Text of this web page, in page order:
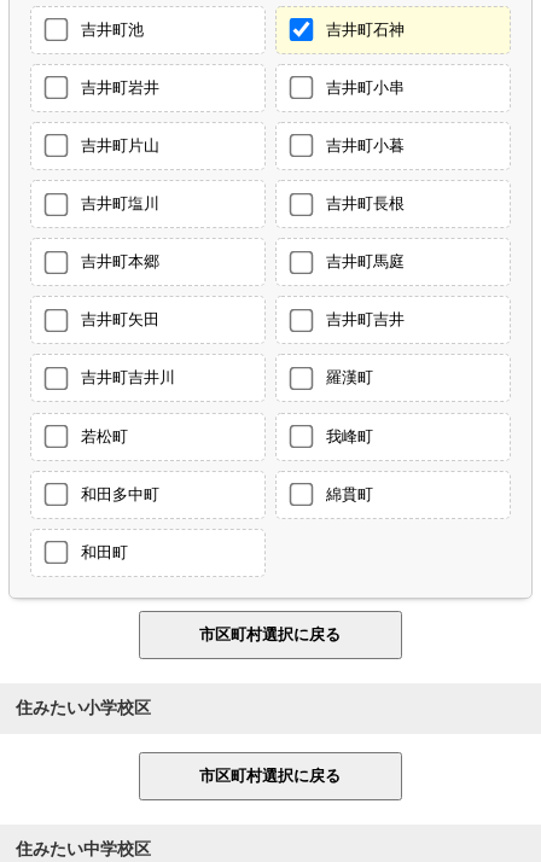
吉井町池 吉井町石神
吉井町岩井 吉井町小串
吉井町片山 吉井町小暮
吉井町塩川 吉井町長根
吉井町本郷 吉井町馬庭
吉井町矢田 吉井町吉井
吉井町吉井川 羅漢町
若松町 我峰町
和田多中町 綿貫町
和田町
住みたい小学校区
住みたい中学校区